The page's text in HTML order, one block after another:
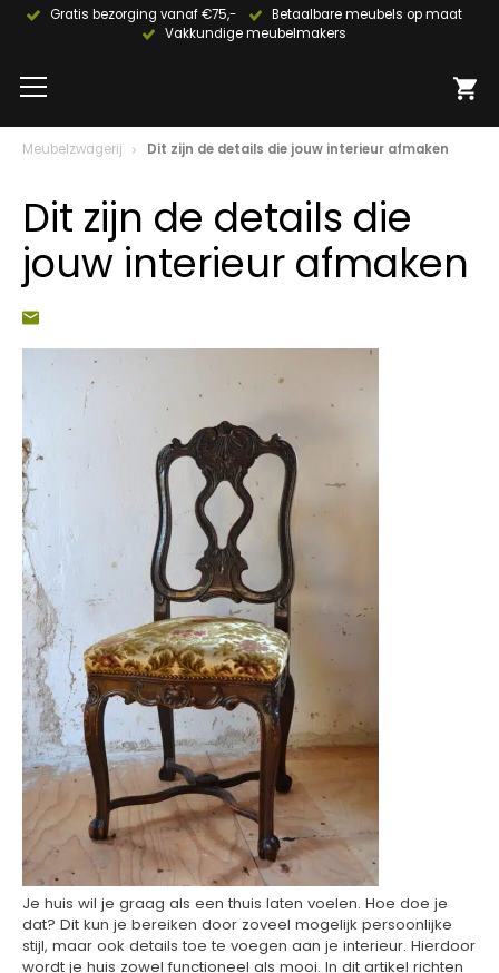
Gratis bezorging vanaf €75,-
Betaalbare meubels op maat
Vakkundige meubelmakers
Meubelzwagerij Dit zijn de details die jouw interieur afmaken
Dit zijn de details die
jouw interieur afmaken
Je huis wil je graag als een thuis laten voelen. Hoe doe je
dat? Dit kun je bereiken door zoveel mogelijk persoonlijke
stijl, maar ook details toe te voegen aan je interieur. Hierdoor
wordt je huis zowel functioneel als mooi. In dit artikel richten